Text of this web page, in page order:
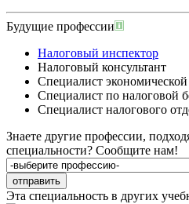
Будущие профессии
Налоговый инспектор
Налоговый консультант
Специалист экономической
Специалист по налоговой
Специалист налогового
Знаете другие профессии,
специальности? Сообщите нам!
Эта специальность в других